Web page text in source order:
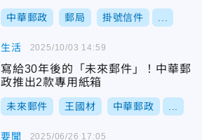
中華郵政 郵局 掛號信件
生活
寫給30年後的「未來郵件」！中華郵
政推出2款專用紙箱
未來郵件 王國材 中華郵政
2025/10/03 14:59
要聞 2025/06/26 17:05